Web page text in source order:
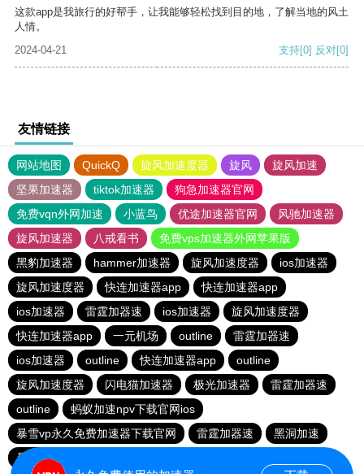
这款app是我旅行的好帮手，让我能够轻松找到目的地，了解当地的风土
人情。
2024-04-21
支持[0] 反对[0]
友情链接
网站地图 QuickQ 旋风加速度器 旋风
旋风加速
坚果加速器
tiktok加速器
狗急加速器官网
免费vqn外网加速
小蓝鸟 优途加速器官网
风驰加速器
旋风加速器
八戒看书
免费vps加速器外网苹果版
黑豹加速器
hammer加速器 旋风加速度器
ios加速器
旋风加速度器
快连加速器app
快连加速器app
ios加速器
雷霆加器速 ios加速器
旋风加速度器
快连加速器app
一元机场 outline
雷霆加器速
ios加速器
outline 快连加速器app
outline
旋风加速度器
闪电猫加速器 极光加速器
雷霆加器速
outline
蚂蚁加速npv下载官网ios
暴雪vp永久免费加速器下载官网
雷霆加器速
黑洞加速
暴雪vp永久免费加速器下载官网